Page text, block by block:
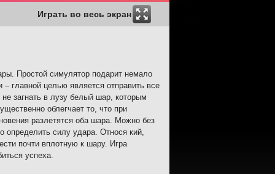
Играть во весь экран
Простой симулятор подарит немало
главной целью является отправить все
загнать в лузу белый шар, которым
облегчает то, что при
разлетятся оба шара. Можно без
силу удара. Относя кий,
почти вплотную к шару. Игра
успеха.